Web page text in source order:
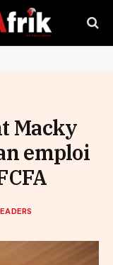
Macky
emploi